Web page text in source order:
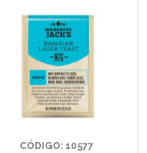
CÓDIGO: 10577